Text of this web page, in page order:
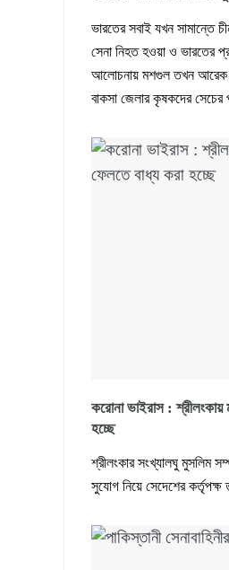
ভারতের সবাই যখন সামান্তে
সেনা নিহত হওয়া ও ভারতের
আলোচনায় মশগুল তখন আরেক
বাকসা জেলার কৃষকদের সেচের
করোনা ভাইরাস : শ্রীলংকায়
হচ্ছে
শ্রীলংকার সংখ্যালঘু মুসলিম
সুযোগ নিয়ে সেদেশের